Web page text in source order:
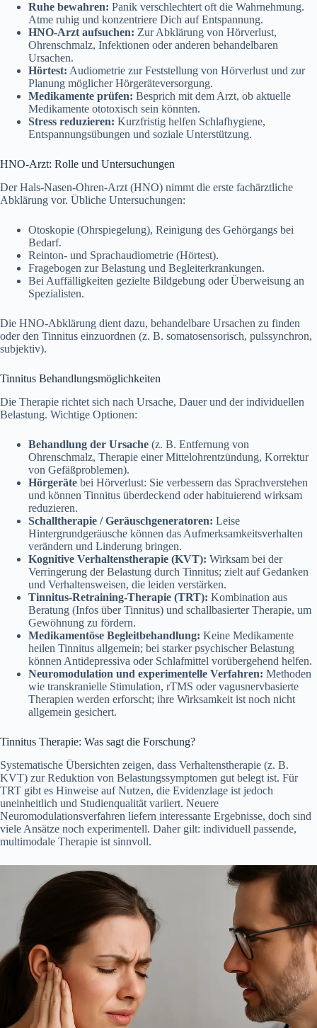
Ruhe bewahren: Panik verschlechtert oft die Wahrnehmung.
Atme ruhig und konzentriere Dich auf Entspannung.
HNO-Arzt aufsuchen: Zur Abklärung von Hörverlust,
Ohrenschmalz, Infektionen oder anderen behandelbaren
Ursachen.
Hörtest: Audiometrie zur Feststellung von Hörverlust und zur
Planung möglicher Hörgeräteversorgung.
Medikamente prüfen: Besprich mit dem Arzt, ob aktuelle
Medikamente ototoxisch sein könnten.
Stress reduzieren: Kurzfristig helfen Schlafhygiene,
Entspannungsübungen und soziale Unterstützung.
HNO-Arzt: Rolle und Untersuchungen
Der Hals-Nasen-Ohren-Arzt (HNO) nimmt die erste fachärztliche
Abklärung vor. Übliche Untersuchungen:
Otoskopie (Ohrspiegelung), Reinigung des Gehörgangs bei
Bedarf.
Reinton- und Sprachaudiometrie (Hörtest).
Fragebogen zur Belastung und Begleiterkrankungen.
Bei Auffälligkeiten gezielte Bildgebung oder Überweisung an
Spezialisten.
Die HNO-Abklärung dient dazu, behandelbare Ursachen zu finden
oder den Tinnitus einzuordnen (z. B. somatosensorisch, pulssynchron,
subjektiv).
Tinnitus Behandlungsmöglichkeiten
Die Therapie richtet sich nach Ursache, Dauer und der individuellen
Belastung. Wichtige Optionen:
Behandlung der Ursache (z. B. Entfernung von
Ohrenschmalz, Therapie einer Mittelohrentzündung, Korrektur
von Gefäßproblemen).
Hörgeräte bei Hörverlust: Sie verbessern das Sprachverstehen
und können Tinnitus überdeckend oder habituierend wirksam
reduzieren.
Schalltherapie / Geräuschgeneratoren: Leise
Hintergrundgeräusche können das Aufmerksamkeitsverhalten
verändern und Linderung bringen.
Kognitive Verhaltenstherapie (KVT): Wirksam bei der
Verringerung der Belastung durch Tinnitus; zielt auf Gedanken
und Verhaltensweisen, die leiden verstärken.
Tinnitus-Retraining-Therapie (TRT): Kombination aus
Beratung (Infos über Tinnitus) und schallbasierter Therapie, um
Gewöhnung zu fördern.
Medikamentöse Begleitbehandlung: Keine Medikamente
heilen Tinnitus allgemein; bei starker psychischer Belastung
können Antidepressiva oder Schlafmittel vorübergehend helfen.
Neuromodulation und experimentelle Verfahren: Methoden
wie transkranielle Stimulation, rTMS oder vagusnervbasierte
Therapien werden erforscht; ihre Wirksamkeit ist noch nicht
allgemein gesichert.
Tinnitus Therapie: Was sagt die Forschung?
Systematische Übersichten zeigen, dass Verhaltenstherapie (z. B.
KVT) zur Reduktion von Belastungssymptomen gut belegt ist. Für
TRT gibt es Hinweise auf Nutzen, die Evidenzlage ist jedoch
uneinheitlich und Studienqualität variiert. Neuere
Neuromodulationsverfahren liefern interessante Ergebnisse, doch sind
viele Ansätze noch experimentell. Daher gilt: individuell passende,
multimodale Therapie ist sinnvoll.